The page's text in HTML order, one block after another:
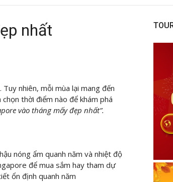
nhất
nhiên, mỗi mùa lại mang đến
thời điểm nào để khám phá
vào tháng mấy đẹp nhất”.
nóng ẩm quanh năm và nhiệt độ
để mua sắm hay tham dự
ổn định quanh năm